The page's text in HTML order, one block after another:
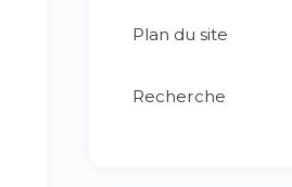
Plan du site
Recherche